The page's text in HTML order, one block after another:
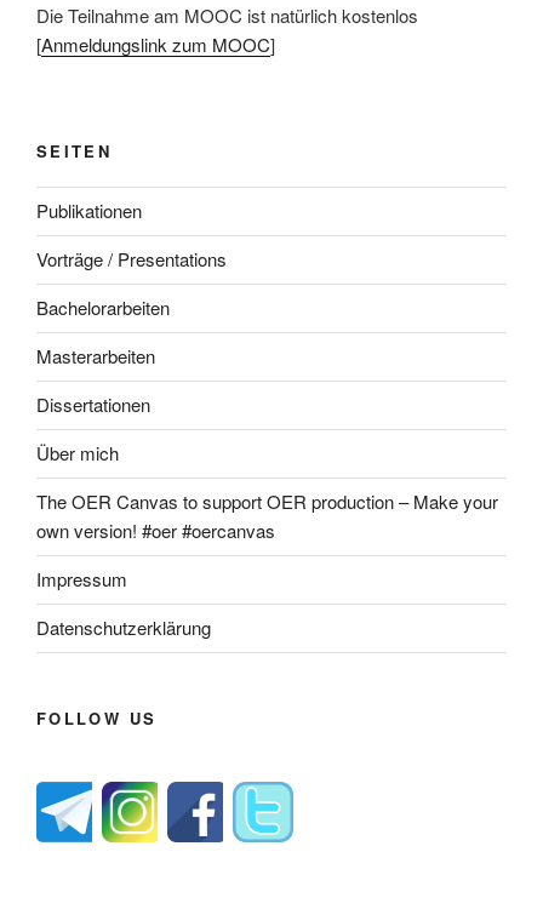
Die Teilnahme am MOOC ist natürlich kostenlos
[Anmeldungslink zum MOOC]
SEITEN
Publikationen
Vorträge / Presentations
Bachelorarbeiten
Masterarbeiten
Dissertationen
Über mich
The OER Canvas to support OER production – Make your
own version! #oer #oercanvas
Impressum
Datenschutzerklärung
FOLLOW US